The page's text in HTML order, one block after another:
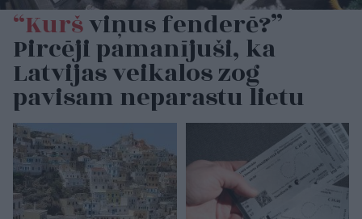
“Kuršviņus fenderē?”
Pircēji pamanījuši, ka
Latvijas veikalos zog
pavisam neparastu lietu